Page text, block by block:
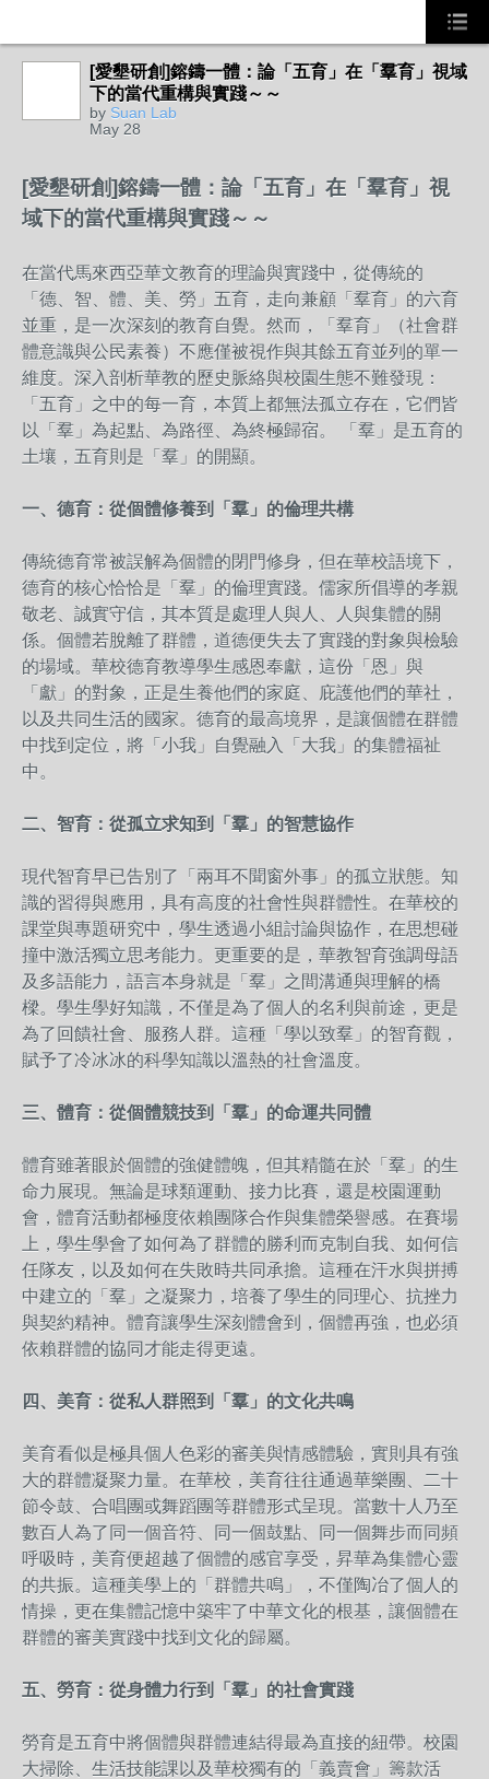
[愛墾研創]鎔鑄一體：論「五育」在「羣育」視域
下的當代重構與實踐～～
by Suan Lab
May 28
[愛墾研創]鎔鑄一體：論「五育」在「羣育」視
域下的當代重構與實踐～～
在當代馬來西亞華文教育的理論與實踐中，從傳統的
「德、智、體、美、勞」五育，走向兼顧「羣育」的六育
並重，是一次深刻的教育自覺。然而，「羣育」（社會群
體意識與公民素養）不應僅被視作與其餘五育並列的單一
維度。深入剖析華教的歷史脈絡與校園生態不難發現：
「五育」之中的每一育，本質上都無法孤立存在，它們皆
以「羣」為起點、為路徑、為終極歸宿。 「羣」是五育的
土壤，五育則是「羣」的開顯。
一、德育：從個體修養到「羣」的倫理共構
傳統德育常被誤解為個體的閉門修身，但在華校語境下，
德育的核心恰恰是「羣」的倫理實踐。儒家所倡導的孝親
敬老、誠實守信，其本質是處理人與人、人與集體的關
係。個體若脫離了群體，道德便失去了實踐的對象與檢驗
的場域。華校德育教導學生感恩奉獻，這份「恩」與
「獻」的對象，正是生養他們的家庭、庇護他們的華社，
以及共同生活的國家。德育的最高境界，是讓個體在群體
中找到定位，將「小我」自覺融入「大我」的集體福祉
中。
二、智育：從孤立求知到「羣」的智慧協作
現代智育早已告別了「兩耳不聞窗外事」的孤立狀態。知
識的習得與應用，具有高度的社會性與群體性。在華校的
課堂與專題研究中，學生透過小組討論與協作，在思想碰
撞中激活獨立思考能力。更重要的是，華教智育強調母語
及多語能力，語言本身就是「羣」之間溝通與理解的橋
樑。學生學好知識，不僅是為了個人的名利與前途，更是
為了回饋社會、服務人群。這種「學以致羣」的智育觀，
賦予了冷冰冰的科學知識以溫熱的社會溫度。
三、體育：從個體競技到「羣」的命運共同體
體育雖著眼於個體的強健體魄，但其精髓在於「羣」的生
命力展現。無論是球類運動、接力比賽，還是校園運動
會，體育活動都極度依賴團隊合作與集體榮譽感。在賽場
上，學生學會了如何為了群體的勝利而克制自我、如何信
任隊友，以及如何在失敗時共同承擔。這種在汗水與拼搏
中建立的「羣」之凝聚力，培養了學生的同理心、抗挫力
與契約精神。體育讓學生深刻體會到，個體再強，也必須
依賴群體的協同才能走得更遠。
四、美育：從私人群照到「羣」的文化共鳴
美育看似是極具個人色彩的審美與情感體驗，實則具有強
大的群體凝聚力量。在華校，美育往往通過華樂團、二十
節令鼓、合唱團或舞蹈團等群體形式呈現。當數十人乃至
數百人為了同一個音符、同一個鼓點、同一個舞步而同頻
呼吸時，美育便超越了個體的感官享受，昇華為集體心靈
的共振。這種美學上的「群體共鳴」，不僅陶冶了個人的
情操，更在集體記憶中築牢了中華文化的根基，讓個體在
群體的審美實踐中找到文化的歸屬。
五、勞育：從身體力行到「羣」的社會實踐
勞育是五育中將個體與群體連結得最為直接的紐帶。校園
大掃除、生活技能課以及華校獨有的「義賣會」籌款活